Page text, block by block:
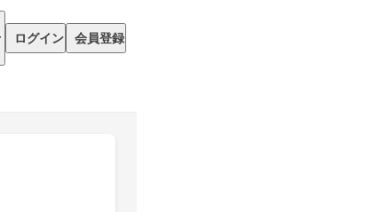
ログイン 会員登録